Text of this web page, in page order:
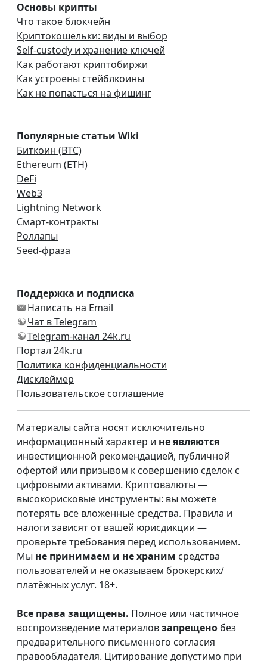
Основы крипты
Что такое блокчейн
Криптокошельки: виды и выбор
Self-custody и хранение ключей
Как работают криптобиржи
Как устроены стейблкоины
Как не попасться на фишинг
Популярные статьи Wiki
Биткоин (BTC)
Ethereum (ETH)
DeFi
Web3
Lightning Network
Смарт-контракты
Роллапы
Seed-фраза
Поддержка и подписка
Написать на Email
Чат в Telegram
Telegram-канал 24k.ru
Портал 24k.ru
Политика конфиденциальности
Дисклеймер
Пользовательское соглашение
Материалы сайта носят исключительно
информационный характер и не являются
инвестиционной рекомендацией, публичной
офертой или призывом к совершению сделок с
цифровыми активами. Криптовалюты —
высокорисковые инструменты: вы можете
потерять все вложенные средства. Правила и
налоги зависят от вашей юрисдикции —
проверьте требования перед использованием.
Мы не принимаем и не храним средства
пользователей и не оказываем брокерских/
платёжных услуг. 18+.
Все права защищены. Полное или частичное
воспроизведение материаловзапрещено без
предварительного письменного согласия
правообладателя. Цитирование допустимо при